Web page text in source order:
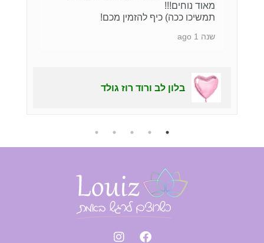
מאוד נוחים!!!
תמשיכו ככה) כיף להזמין מכם!
שנה 1 ago
בלון לב ורוד רוז גולד